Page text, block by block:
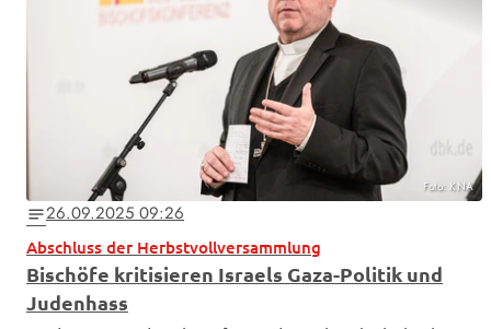
Foto: KNA
notes26.09.2025 09:26
Abschluss der Herbstvollversammlung
Bischöfe kritisieren Israels Gaza-Politik und
Judenhass